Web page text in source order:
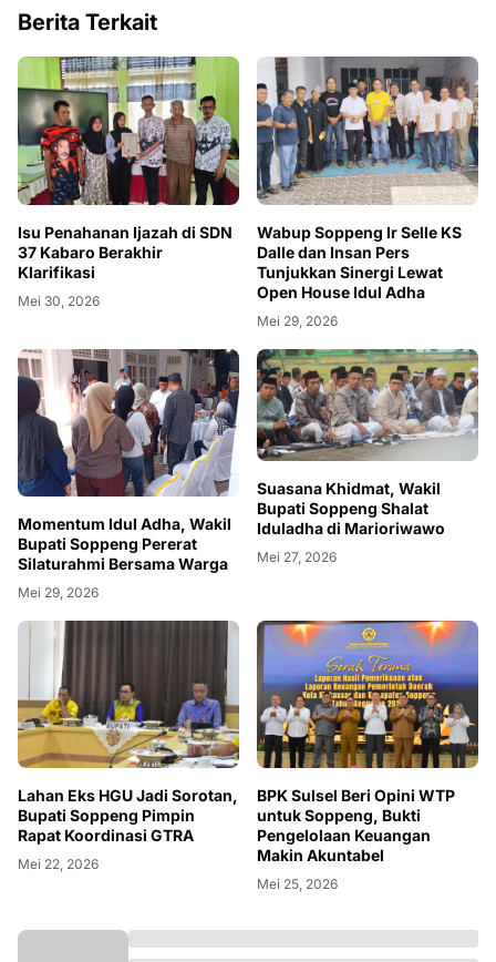
Berita Terkait
Isu Penahanan Ijazah di SDN
37 Kabaro Berakhir
Klarifikasi
Mei 30, 2026
Wabup Soppeng Ir Selle KS
Dalle dan Insan Pers
Tunjukkan Sinergi Lewat
Open House Idul Adha
Mei 29, 2026
Momentum Idul Adha, Wakil
Bupati Soppeng Pererat
Silaturahmi Bersama Warga
Mei 29, 2026
Suasana Khidmat, Wakil
Bupati Soppeng Shalat
Iduladha di Marioriwawo
Mei 27, 2026
Lahan Eks HGU Jadi Sorotan,
Bupati Soppeng Pimpin
Rapat Koordinasi GTRA
Mei 22, 2026
BPK Sulsel Beri Opini WTP
untuk Soppeng, Bukti
Pengelolaan Keuangan
Makin Akuntabel
Mei 25, 2026